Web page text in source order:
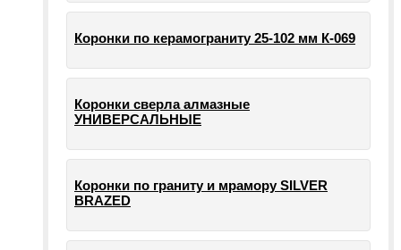
Коронки по керамограниту 25-102 мм К-069
Коронки сверла алмазные
УНИВЕРСАЛЬНЫЕ
Коронки по граниту и мрамору SILVER
BRAZED